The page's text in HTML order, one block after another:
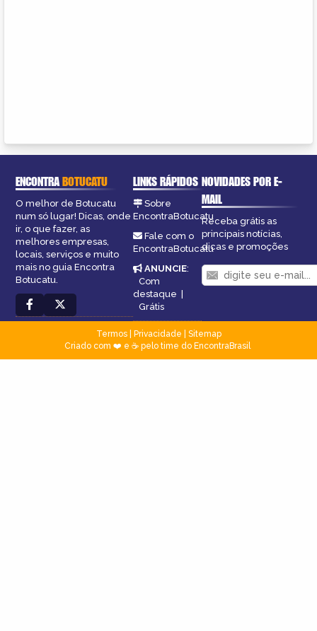
ENCONTRABOTUCATU
O melhor de Botucatu
num só lugar! Dicas, onde
ir, o que fazer, as
melhores empresas,
locais, serviços e muito
mais no guia Encontra
Botucatu.
LINKS RÁPIDOS
Sobre
EncontraBotucatu
Fale com o
EncontraBotucatu
ANUNCIE:
Com
destaque |
Grátis
NOVIDADES POR E-
MAIL
Receba grátis as
principais notícias,
dicas e promoções
Termos| Privacidade
Sitemap
Criado com ❤️ e ☕ pelo time do EncontraBrasil